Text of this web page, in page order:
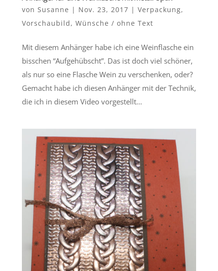
von Susanne | Nov. 23, 2017 | Verpackung,
Vorschaubild, Wünsche / ohne Text
Mit diesem Anhänger habe ich eine Weinflasche ein
bisschen “Aufgehübscht”. Das ist doch viel schöner,
als nur so eine Flasche Wein zu verschenken, oder?
Gemacht habe ich diesen Anhänger mit der Technik,
die ich in diesem Video vorgestellt...